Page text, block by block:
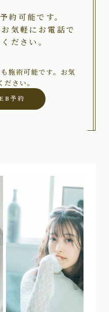
約可能です。
気軽にお電話で
ださい。
施術可能です。お気
さい。
予約